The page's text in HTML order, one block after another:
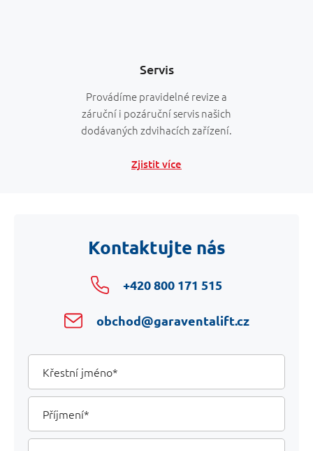
Servis
Provádíme pravidelné revize a
záruční i pozáruční servis našich
dodávaných zdvihacích zařízení.
Zjistit více
Kontaktujte nás
+420 800 171 515
obchod@garaventalift.cz
Your
Details
Křestní
jméno
Příjmení
Email